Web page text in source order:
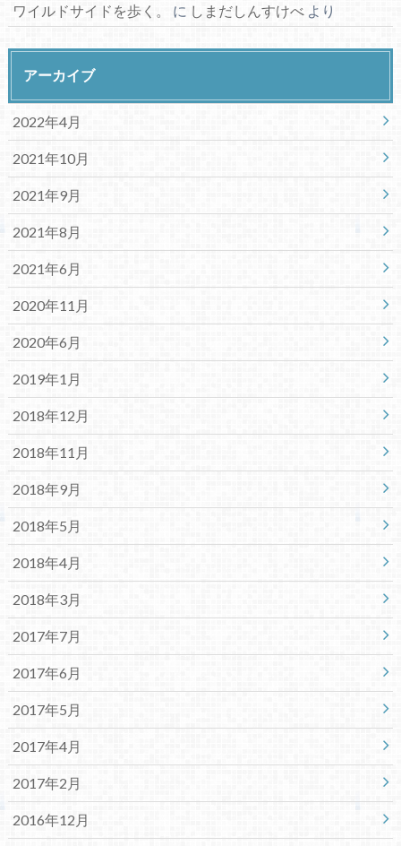
ワイルドサイドを歩く。
に しまだしんすけべより
アーカイブ
2022年4月
2021年10月
2021年9月
2021年8月
2021年6月
2020年11月
2020年6月
2019年1月
2018年12月
2018年11月
2018年9月
2018年5月
2018年4月
2018年3月
2017年7月
2017年6月
2017年5月
2017年4月
2017年2月
2016年12月